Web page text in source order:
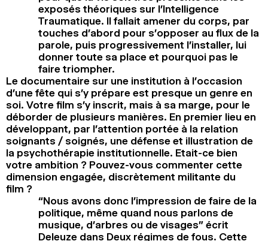
exposés théoriques sur l’Intelligence
Traumatique. Il fallait amener du corps, par
touches d’abord pour s’opposer au flux de la
parole, puis progressivement l’installer, lui
donner toute sa place et pourquoi pas le
faire triompher.
Le documentaire sur une institution à l’occasion
d’une fête qui s’y prépare est presque un genre en
soi. Votre film s’y inscrit, mais à sa marge, pour le
déborder de plusieurs manières. En premier lieu en
développant, par l’attention portée à la relation
soignants / soignés, une défense et illustration de
la psychothérapie institutionnelle. Etait-ce bien
votre ambition ? Pouvez-vous commenter cette
dimension engagée, discrètement militante du
film ?
“Nous avons donc l’impression de faire de la
politique, même quand nous parlons de
musique, d’arbres ou de visages” écrit
Deleuze dans Deux régimes de fous. Cette